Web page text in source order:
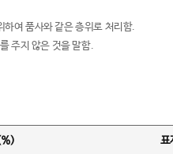
하여 품사와 같은 층위로 처리함.
주지 않은 것을 말함.
표